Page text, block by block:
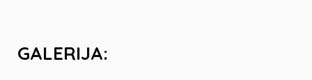
GALERIJA: